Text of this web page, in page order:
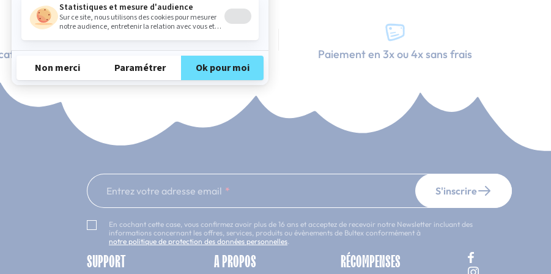
Française 101 nuits d'essai* Paiement en 3x ou 4x sans frais
Entrez votre adresse email S'inscrire
En cochant cette case, vous confirmez avoir plus de 16 ans et acceptez de recevoir notre Newsletter incluant des
informations concernant les offres, services, produits ou évènements de Bultex conformément à
notre politique de protection des données personnelles
SUPPORT A PROPOS RÉCOMPENSES